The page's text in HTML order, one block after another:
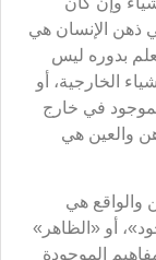
في ذهن الإنسان هي
بدوره ليس
الخارجية، أو
في خارج
والعين هي
والواقع هي
أو «الظاهر»
الموجودة